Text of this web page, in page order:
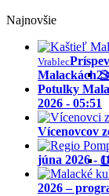
Najnovšie
Vrablec
Malackách
Potulky
2026 - 05:51
Vícenovcov
júna 2026 -
2026 –